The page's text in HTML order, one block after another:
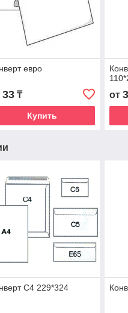
евро
33₸
Купить
от
С4 229*324